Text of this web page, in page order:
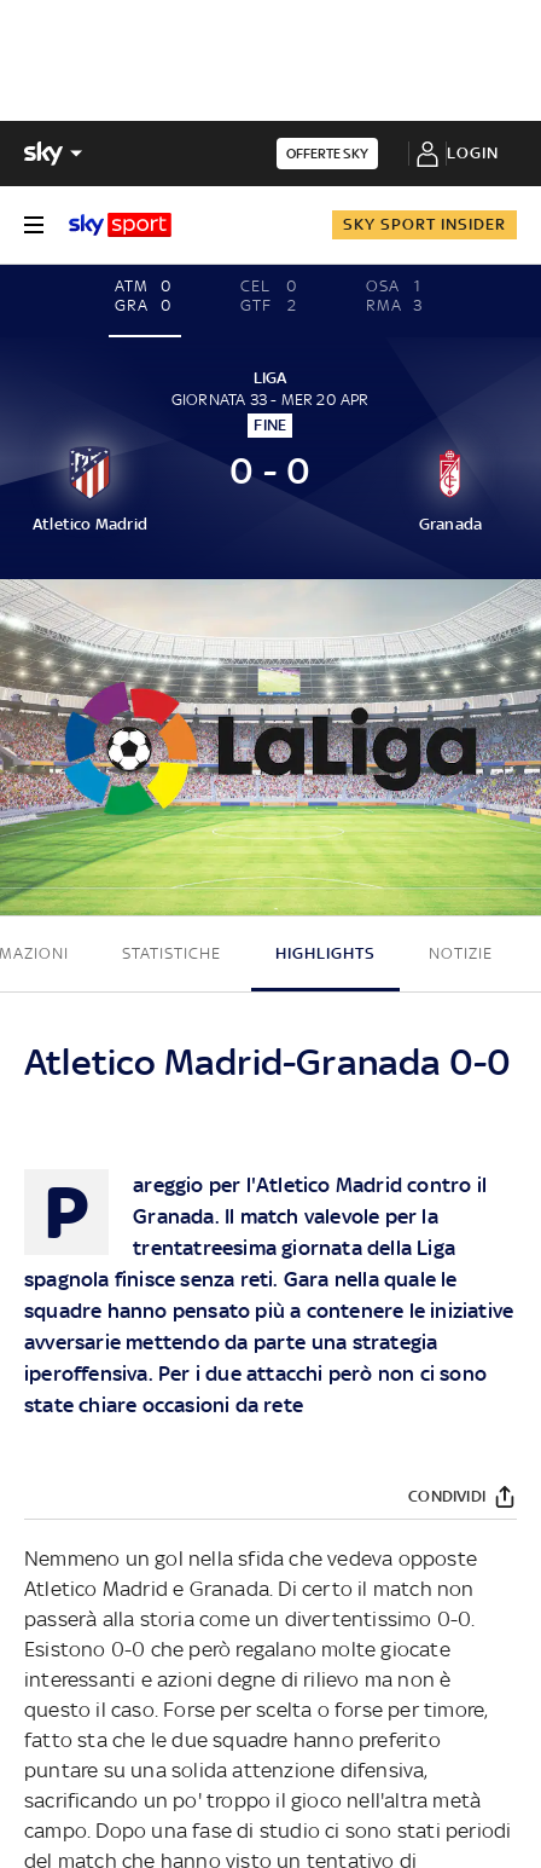
OFFERTE SKY LOGIN
SKY SPORT INSIDER
ATM
0
GRA
0
CEL
0
GTF
2
OSA
1
RMA
3
LIGA
GIORNATA 33 - MER 20 APR
FINE
Atletico Madrid
0 - 0
Granada
0 - 0
STATISTICHE HIGHLIGHTS NOTIZIE
Atletico Madrid-Granada 0-0
P
areggio per l'Atletico Madrid contro il
Granada. Il match valevole per la
trentatreesima giornata della Liga
spagnola finisce senza reti. Gara nella quale le
squadre hanno pensato più a contenere le iniziative
avversarie mettendo da parte una strategia
iperoffensiva. Per i due attacchi però non ci sono
state chiare occasioni da rete
CONDIVIDI
Nemmeno un gol nella sfida che vedeva opposte
Atletico Madrid e Granada. Di certo il match non
passerà alla storia come un divertentissimo 0-0.
Esistono 0-0 che però regalano molte giocate
interessanti e azioni degne di rilievo ma non è
questo il caso. Forse per scelta o forse per timore,
fatto sta che le due squadre hanno preferito
puntare su una solida attenzione difensiva,
sacrificando un po' troppo il gioco nell'altra metà
campo. Dopo una fase di studio ci sono stati periodi
del match che hanno visto un tentativo di